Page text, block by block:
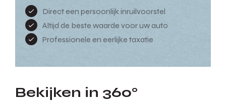
Direct een persoonlijk inruilvoorstel
Altijd de beste waarde voor uw auto
Professionele en eerlijke taxatie
Bekijken in 360°